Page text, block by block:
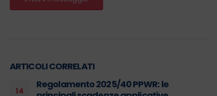
ARTICOLI CORRELATI
14
Regolamento 2025/40 PPWR: le